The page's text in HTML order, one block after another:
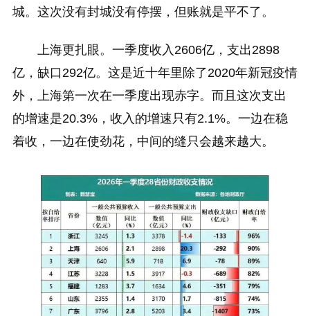
城。这次没有封城没有停摆，但账就是平不了。
上海更扎眼。一季度收入2606亿，支出2898
亿，缺口292亿。这是近十年里除了2020年新冠疫情
外，上海第一次在一季度出现赤字。而且这次支出
的增速是20.3%，收入的增速只有2.1%。一边在稳
着收，一边在使劲花，中间的缝只会越来越大。